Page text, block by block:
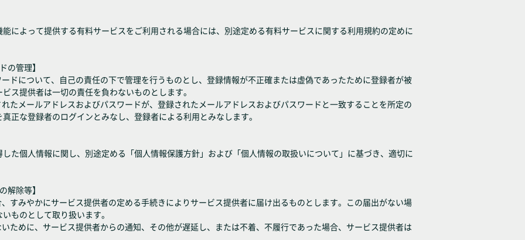
によって提供する有料サービスをご利用される場合には、別途定める有料サービスに関する利用規約の定めに
管理】
ドについて、自己の責任の下で管理を行うものとし、登録情報が不正確または虚偽であったために登録者が被
ス提供者は一切の責任を負わないものとします。
たメールアドレスおよびパスワードが、登録されたメールアドレスおよびパスワードと一致することを所定の
正な登録者のログインとみなし、登録者による利用とみなします。
た個人情報に関し、別途定める「個人情報保護方針」および「個人情報の取扱いについて」に基づき、適切に
除等】
すみやかにサービス提供者の定める手続きによりサービス提供者に届け出るものとします。この届出がない場
ものとして取り扱います。
ために、サービス提供者からの通知、その他が遅延し、または不着、不履行であった場合、サービス提供者は